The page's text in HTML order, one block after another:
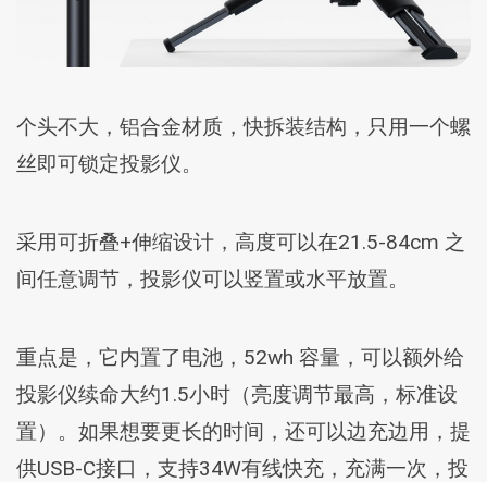
个头不大，铝合金材质，快拆装结构，只用一个螺
丝即可锁定投影仪。
采用可折叠+伸缩设计，高度可以在21.5-84cm 之
间任意调节，投影仪可以竖置或水平放置。
重点是，它内置了电池，52wh 容量，可以额外给
投影仪续命大约1.5小时（亮度调节最高，标准设
置）。如果想要更长的时间，还可以边充边用，提
供USB-C接口，支持34W有线快充，充满一次，投